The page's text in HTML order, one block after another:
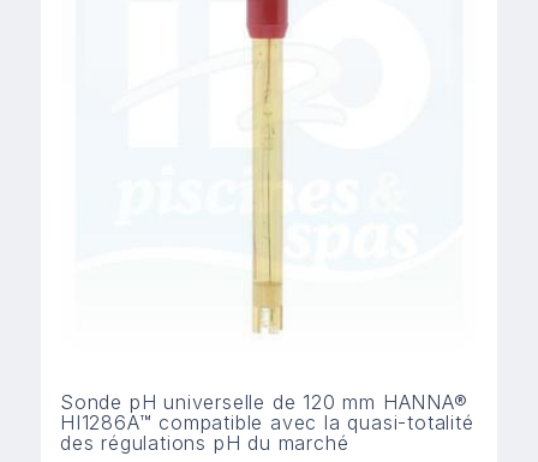
Sonde pH universelle de 120 mm HANNA®
HI1286A™ compatible avec la quasi-totalité
des régulations pH du marché